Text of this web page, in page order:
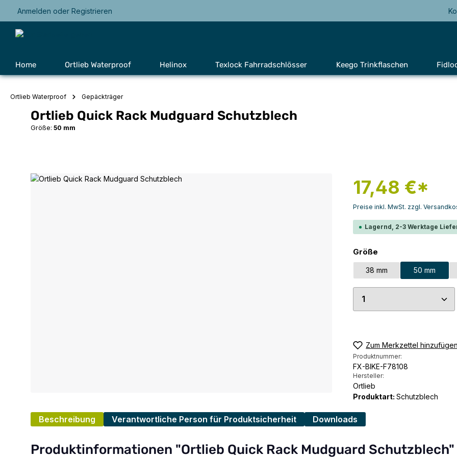
Hauptnavigation springen
Anmelden oder Registrieren
Home Ortlieb Waterproof Helinox Texlock Fahrradschlösser Keego Trinkflaschen
Ortlieb Waterproof Gepäckträger
Ortlieb Quick Rack Mudguard Schutzblech
Größe: 50 mm
Bildergalerie überspringen 17,48 €*
Preise inkl. MwSt. zzgl.
Lagernd, 2-3 Werktage
Größe
38 mm 50 mm
Produkt Anzahl:
Zum Merkzettel hinzufügen
Produktnummer:
FX-BIKE-F78108
Hersteller:
Ortlieb
Produktart: Schutzblech
Beschreibung Verantwortliche Person für Produktsicherheit Downloads
Produktinformationen "Ortlieb Quick Rack Mudguard Schutzblech"